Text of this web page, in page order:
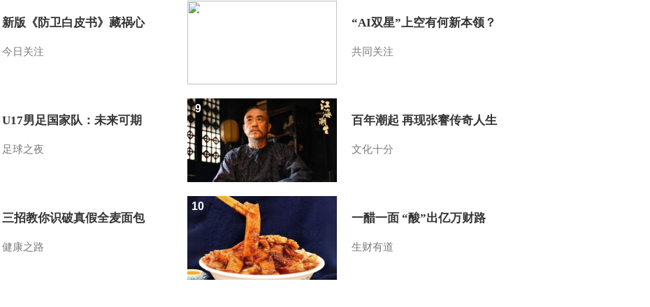
新版《防卫白皮书》藏祸心
今日关注
U17男足国家队：未来可期
足球之夜
三招教你识破真假全麦面包
健康之路
“AI双星”上空有何新本领？
共同关注
8
百年潮起 再现张謇传奇人生
文化十分
9
一醋一面 “酸”出亿万财路
生财有道
10